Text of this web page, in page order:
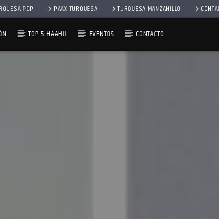
POP PAAX TURQUESA TURQUESA MANZANILLO
TOP 5 HAAHIL EVENTOS CONTACTO